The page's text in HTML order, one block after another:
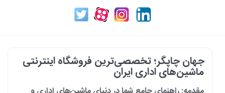
جهان چاپگر؛ تخصصی‌ترین فروشگاه اینترنتی
ماشین‌های اداری ایران